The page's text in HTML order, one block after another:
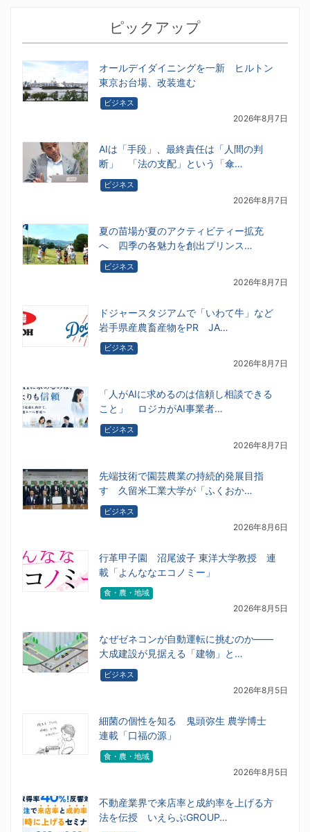
ピックアップ
オールデイダイニングを一新 ヒルトン
東京お台場、改装進む
ビジネス
2026年8月7日
AIは「手段」、最終責任は「人間の判
断」 「法の支配」という「傘…
ビジネス
2026年8月7日
夏の苗場が夏のアクティビティー拡充
へ 四季の各魅力を創出プリンス…
ビジネス
2026年8月7日
ドジャースタジアムで「いわて牛」など
岩手県産農畜産物をPR JA…
ビジネス
2026年8月7日
「人がAIに求めるのは信頼し相談できる
こと」 ロジカがAI事業者…
ビジネス
2026年8月7日
先端技術で園芸農業の持続的発展目指
す 久留米工業大学が「ふくおか…
ビジネス
2026年8月6日
行革甲子園 沼尾波子 東洋大学教授 連
載「よんななエコノミー」
食・農・地域
2026年8月5日
なぜゼネコンが自動運転に挑むのか――
大成建設が見据える「建物」と…
ビジネス
2026年8月5日
細菌の個性を知る 鬼頭弥生 農学博士
連載「口福の源」
食・農・地域
2026年8月5日
不動産業界で来店率と成約率を上げる方
法を伝授 いえらぶGROUP…